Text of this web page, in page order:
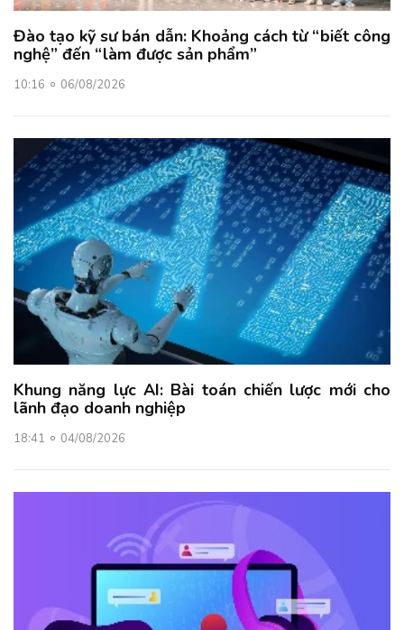
Đào tạo kỹ sư bán dẫn: Khoảng cách từ “biết công
nghệ” đến “làm được sản phẩm”
10:16 06/08/2026
Khung năng lực AI: Bài toán chiến lược mới cho
lãnh đạo doanh nghiệp
18:41 04/08/2026